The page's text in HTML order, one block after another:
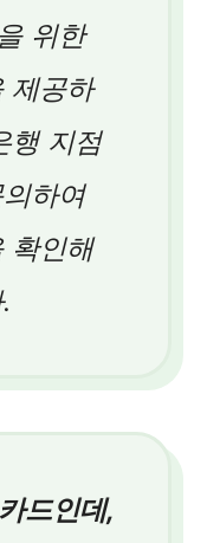
위한
제공하
행 지점
하여
확인해
드인데,